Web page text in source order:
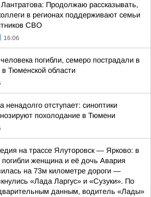
Продолжаю рассказывать,
в регионах поддерживают семьи
СВО
16:06
погибли, семеро пострадали в
Тюменской области
ненадолго отступает: синоптики
похолодание в Тюмени
на трассе Ялуторовск — Ярково: в
женщина и её дочь Авария
на 73м километре дороги —
«Лада Ларгус» и «Сузуки». По
данным, водитель «Лады»